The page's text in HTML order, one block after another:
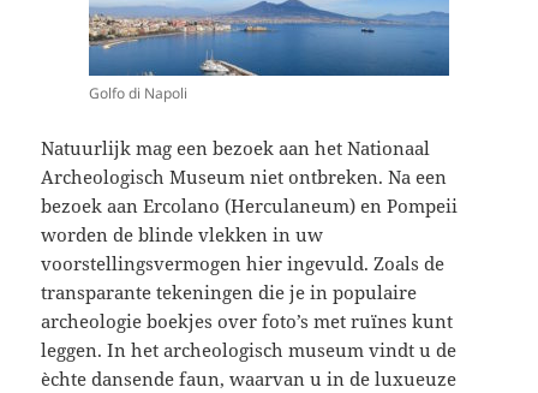
Golfo di Napoli
Natuurlijk mag een bezoek aan het Nationaal
Archeologisch Museum niet ontbreken. Na een
bezoek aan Ercolano (Herculaneum) en Pompeii
worden de blinde vlekken in uw
voorstellingsvermogen hier ingevuld. Zoals de
transparante tekeningen die je in populaire
archeologie boekjes over foto’s met ruïnes kunt
leggen. In het archeologisch museum vindt u de
èchte dansende faun, waarvan u in de luxueuze